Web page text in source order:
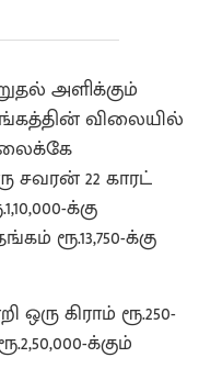
அளிக்கும்
விலையில்
சவரன் 22 காரட்
க்கு
ரூ.13,750-க்கு
கிராம் ரூ.250-
க்கும்